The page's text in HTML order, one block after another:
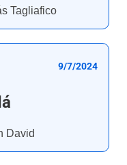
Tagliafico
9/7/2024
David